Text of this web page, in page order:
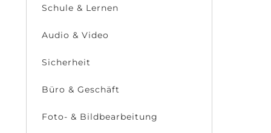
Schule & Lernen
Audio & Video
Sicherheit
Büro & Geschäft
Foto- & Bildbearbeitung